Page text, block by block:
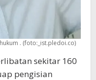
. (foto:_ist.pledoi.co)
sekitar 160
pengisian